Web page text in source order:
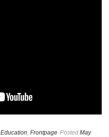
Education Frontpage Posted May